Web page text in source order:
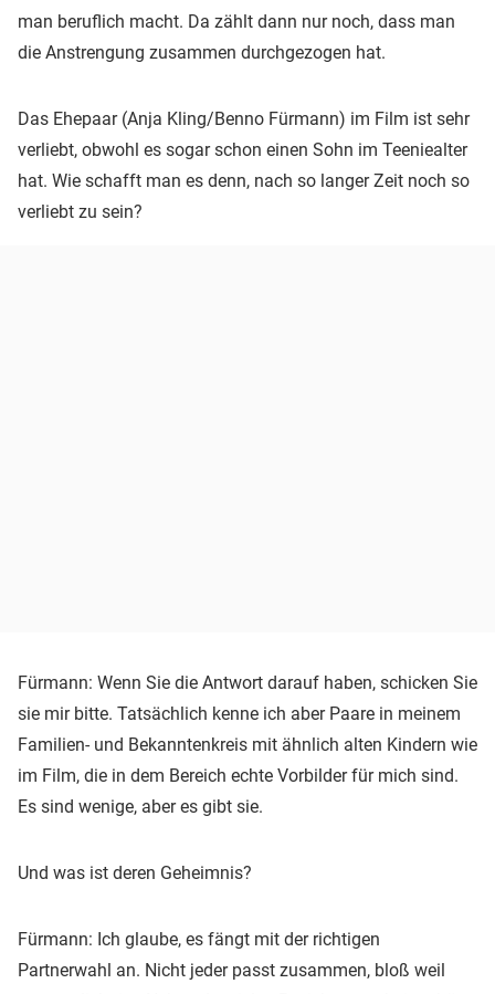
man beruflich macht. Da zählt dann nur noch, dass man
die Anstrengung zusammen durchgezogen hat.
Das Ehepaar (Anja Kling/Benno Fürmann) im Film ist sehr
verliebt, obwohl es sogar schon einen Sohn im Teeniealter
hat. Wie schafft man es denn, nach so langer Zeit noch so
verliebt zu sein?
Fürmann: Wenn Sie die Antwort darauf haben, schicken Sie
sie mir bitte. Tatsächlich kenne ich aber Paare in meinem
Familien- und Bekanntenkreis mit ähnlich alten Kindern wie
im Film, die in dem Bereich echte Vorbilder für mich sind.
Es sind wenige, aber es gibt sie.
Und was ist deren Geheimnis?
Fürmann: Ich glaube, es fängt mit der richtigen
Partnerwahl an. Nicht jeder passt zusammen, bloß weil